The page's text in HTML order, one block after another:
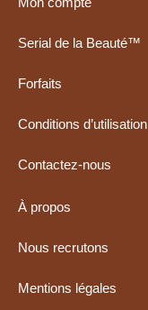
Serial de la Beauté™
Forfaits
Conditions d’utilisation
Contactez-nous
À propos
Nous recrutons
Mentions légales